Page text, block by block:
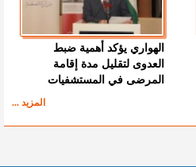
الهواري يؤكد أهمية ضبط
العدوى لتقليل مدة إقامة
المرضى في المستشفيات
المزيد ...